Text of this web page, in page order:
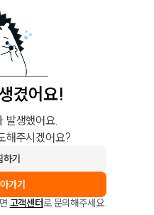
겼어요!
발생했어요.
해주시겠어요?
하기
가기
고객센터로 문의해주세요.